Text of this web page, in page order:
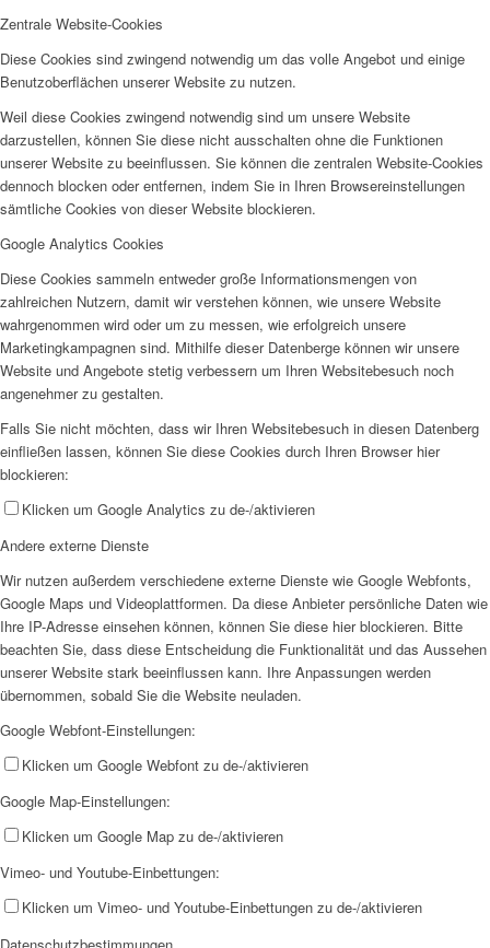
Zentrale Website-Cookies
Diese Cookies sind zwingend notwendig um das volle Angebot und einige
Benutzoberflächen unserer Website zu nutzen.
Weil diese Cookies zwingend notwendig sind um unsere Website
darzustellen, können Sie diese nicht ausschalten ohne die Funktionen
unserer Website zu beeinflussen. Sie können die zentralen Website-Cookies
dennoch blocken oder entfernen, indem Sie in Ihren Browsereinstellungen
sämtliche Cookies von dieser Website blockieren.
Google Analytics Cookies
Diese Cookies sammeln entweder große Informationsmengen von
zahlreichen Nutzern, damit wir verstehen können, wie unsere Website
wahrgenommen wird oder um zu messen, wie erfolgreich unsere
Marketingkampagnen sind. Mithilfe dieser Datenberge können wir unsere
Website und Angebote stetig verbessern um Ihren Websitebesuch noch
angenehmer zu gestalten.
Falls Sie nicht möchten, dass wir Ihren Websitebesuch in diesen Datenberg
einfließen lassen, können Sie diese Cookies durch Ihren Browser hier
blockieren:
Klicken um Google Analytics zu de-/aktivieren
Andere externe Dienste
Wir nutzen außerdem verschiedene externe Dienste wie Google Webfonts,
Google Maps und Videoplattformen. Da diese Anbieter persönliche Daten wie
Ihre IP-Adresse einsehen können, können Sie diese hier blockieren. Bitte
beachten Sie, dass diese Entscheidung die Funktionalität und das Aussehen
unserer Website stark beeinflussen kann. Ihre Anpassungen werden
übernommen, sobald Sie die Website neuladen.
Google Webfont-Einstellungen:
Klicken um Google Webfont zu de-/aktivieren
Google Map-Einstellungen:
Klicken um Google Map zu de-/aktivieren
Vimeo- und Youtube-Einbettungen:
Klicken um Vimeo- und Youtube-Einbettungen zu de-/aktivieren
Datenschutzbestimmungen